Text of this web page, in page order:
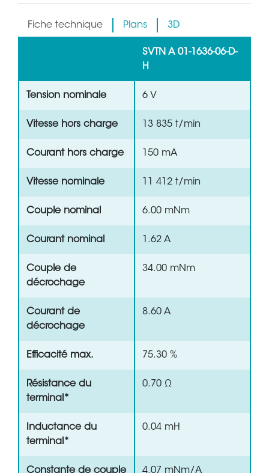
Fiche technique Plans 3D
SVTN A 01-1636-06-D-
H
Tension nominale 6 V
Vitesse hors charge 13 835 t/min
Courant hors charge 150 mA
Vitesse nominale 11 412 t/min
Couple nominal 6.00 mNm
Courant nominal 1.62 A
Couple de
décrochage
34.00 mNm
Courant de
décrochage
8.60 A
Efficacité max. 75.30 %
Résistance du
terminal*
0.70 Ω
Inductance du
terminal*
0.04 mH
Constante de couple 4.07 mNm/A